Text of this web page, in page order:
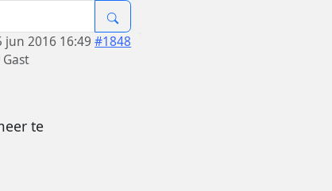
jun 2016 16:49 #1848
Gast
te